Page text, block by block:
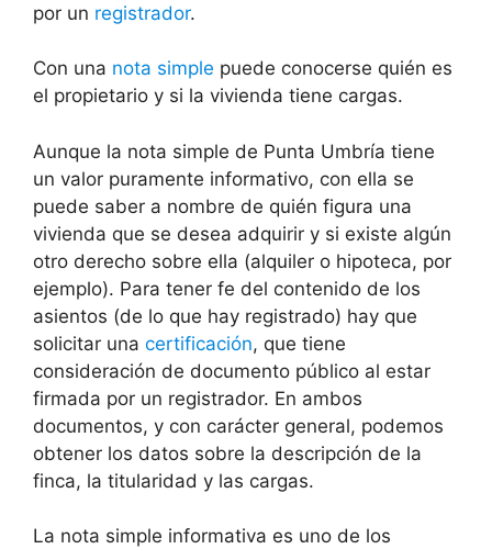
por un registrador.
Con una nota simple puede conocerse quién es
el propietario y si la vivienda tiene cargas.
Aunque la nota simple de Punta Umbría tiene
un valor puramente informativo, con ella se
puede saber a nombre de quién figura una
vivienda que se desea adquirir y si existe algún
otro derecho sobre ella (alquiler o hipoteca, por
ejemplo). Para tener fe del contenido de los
asientos (de lo que hay registrado) hay que
solicitar una certificación, que tiene
consideración de documento público al estar
firmada por un registrador. En ambos
documentos, y con carácter general, podemos
obtener los datos sobre la descripción de la
finca, la titularidad y las cargas.
La nota simple informativa es uno de los